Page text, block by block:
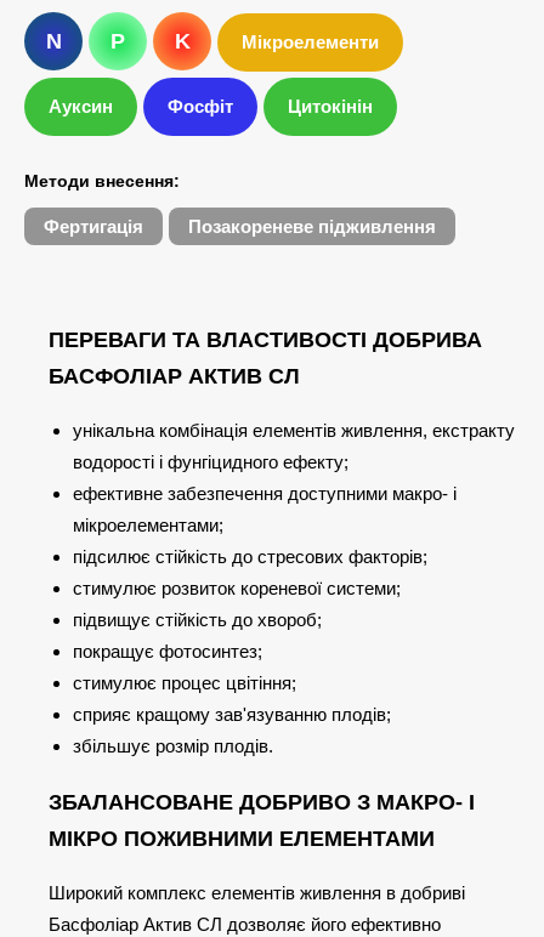
N P K Мікроелементи
Ауксин Фосфіт Цитокінін
Методи внесення:
Фертигація Позакореневе підживлення
ПЕРЕВАГИ ТА ВЛАСТИВОСТІ ДОБРИВА
БАСФОЛІАР АКТИВ СЛ
унікальна комбінація елементів живлення, екстракту
водорості і фунгіцидного ефекту;
ефективне забезпечення доступними макро- і
мікроелементами;
підсилює стійкість до стресових факторів;
стимулює розвиток кореневої системи;
підвищує стійкість до хвороб;
покращує фотосинтез;
стимулює процес цвітіння;
сприяє кращому зав'язуванню плодів;
збільшує розмір плодів.
ЗБАЛАНСОВАНЕ ДОБРИВО З МАКРО- І
МІКРО ПОЖИВНИМИ ЕЛЕМЕНТАМИ
Широкий комплекс елементів живлення в добриві
Басфоліар Актив СЛ дозволяє його ефективно